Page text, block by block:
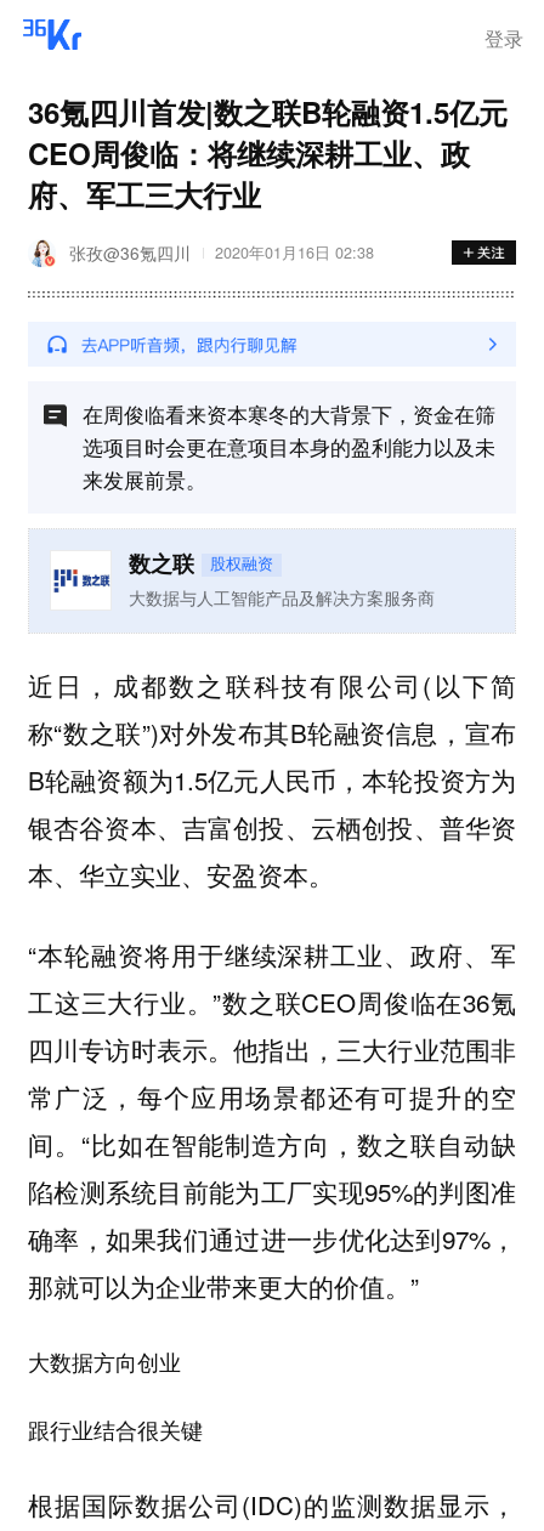
登录
36氪四川首发|数之联B轮融资1.5亿元
CEO周俊临：将继续深耕工业、政
府、军工三大行业
张孜@36氪四川 2020年01月16日 02:38
在周俊临看来资本寒冬的大背景下，资金在筛
选项目时会更在意项目本身的盈利能力以及未
来发展前景。
数之联 股权融资
大数据与人工智能产品及解决方案服务商
近日，成都数之联科技有限公司(以下简
称“数之联”)对外发布其B轮融资信息，宣布
B轮融资额为1.5亿元人民币，本轮投资方为
银杏谷资本、吉富创投、云栖创投、普华资
本、华立实业、安盈资本。
“本轮融资将用于继续深耕工业、政府、军
工这三大行业。”数之联CEO周俊临在36氪
四川专访时表示。他指出，三大行业范围非
常广泛，每个应用场景都还有可提升的空
间。“比如在智能制造方向，数之联自动缺
陷检测系统目前能为工厂实现95%的判图准
确率，如果我们通过进一步优化达到97%，
那就可以为企业带来更大的价值。”
大数据方向创业
跟行业结合很关键
根据国际数据公司(IDC)的监测数据显示，